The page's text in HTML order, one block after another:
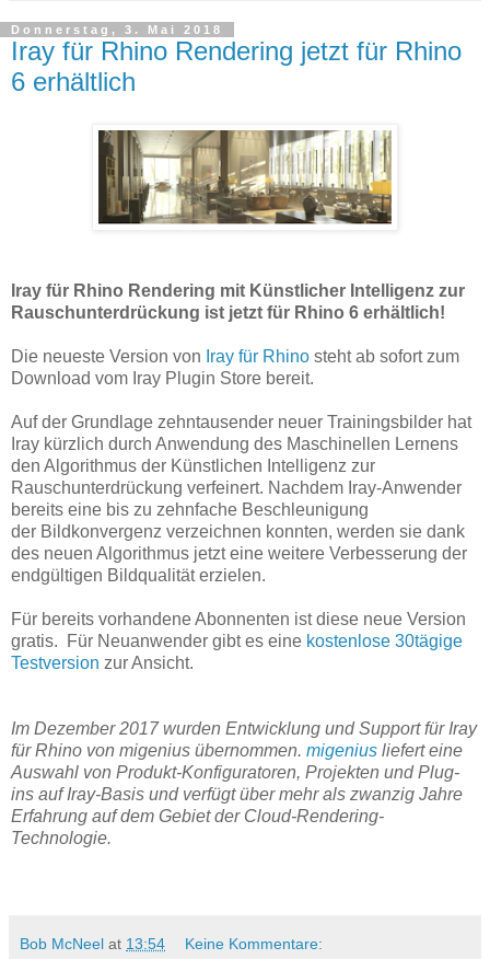
Donnerstag, 3. Mai 2018
Iray für Rhino Rendering jetzt für Rhino
6 erhältlich
Iray für Rhino Rendering mit Künstlicher Intelligenz zur
Rauschunterdrückung ist jetzt für Rhino 6 erhältlich!
Die neueste Version von Iray für Rhino steht ab sofort zum
Download vom Iray Plugin Store bereit.
Auf der Grundlage zehntausender neuer Trainingsbilder hat
Iray kürzlich durch Anwendung des Maschinellen Lernens
den Algorithmus der Künstlichen Intelligenz zur
Rauschunterdrückung verfeinert. Nachdem Iray-Anwender
bereits eine bis zu zehnfache Beschleunigung
der Bildkonvergenz verzeichnen konnten, werden sie dank
des neuen Algorithmus jetzt eine weitere Verbesserung der
endgültigen Bildqualität erzielen.
Für bereits vorhandene Abonnenten ist diese neue Version
gratis. Für Neuanwender gibt es eine kostenlose 30tägige
Testversion zur Ansicht.
Im Dezember 2017 wurden Entwicklung und Support für Iray
für Rhino von migenius übernommen. migenius liefert eine
Auswahl von Produkt-Konfiguratoren, Projekten und Plug-
ins auf Iray-Basis und verfügt über mehr als zwanzig Jahre
Erfahrung auf dem Gebiet der Cloud-Rendering-
Technologie.
Bob McNeel at 13:54 Keine Kommentare: